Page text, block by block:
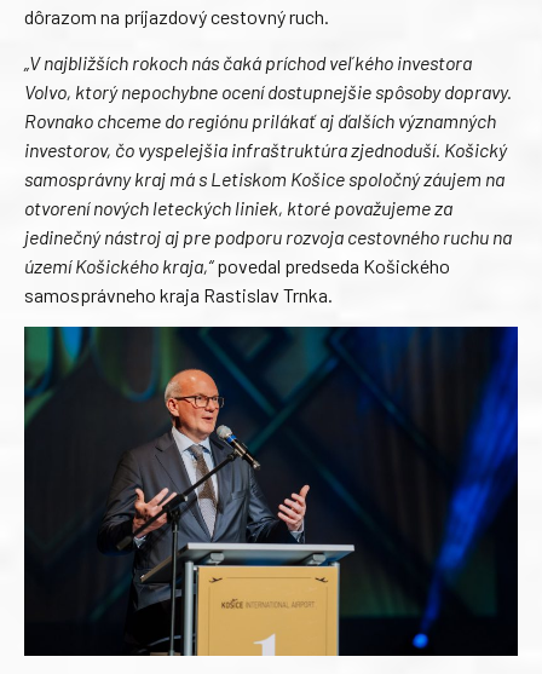
dôrazom na príjazdový cestovný ruch.
„V najbližších rokoch nás čaká príchod veľkého investora
Volvo, ktorý nepochybne ocení dostupnejšie spôsoby dopravy.
Rovnako chceme do regiónu prilákať aj ďalších významných
investorov, čo vyspelejšia infraštruktúra zjednoduší. Košický
samosprávny kraj má s Letiskom Košice spoločný záujem na
otvorení nových leteckých liniek, ktoré považujeme za
jedinečný nástroj aj pre podporu rozvoja cestovného ruchu na
území Košického kraja,“povedal predseda Košického
samosprávneho kraja Rastislav Trnka.